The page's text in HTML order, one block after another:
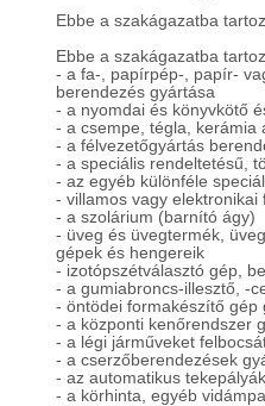
Ebbe a szakágazatba
Ebbe a szakágazatba
- a fa-, papírpép-, papír-
berendezés gyártása
- a nyomdai és könyvkötő
- a csempe, tégla, kerámia
- a félvezetőgyártás
- a speciális rendeltetésű,
- az egyéb különféle
- villamos vagy
- a szolárium (barnító ágy)
- üveg és üvegtermék,
gépek és hengereik
- izotópszétválasztó gép,
- a gumiabroncs-illesztő, -
- öntödei formakészítő gép
- a központi kenőrendszer
- a légi járműveket
- a cserzőberendezések
- az automatikus
- a körhinta, egyéb